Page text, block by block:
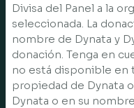
Divisa del Panel a la
seleccionada. La
nombre de Dynata y
donación. Tenga en
no está disponible en
propiedad de Dynata
Dynata o en su